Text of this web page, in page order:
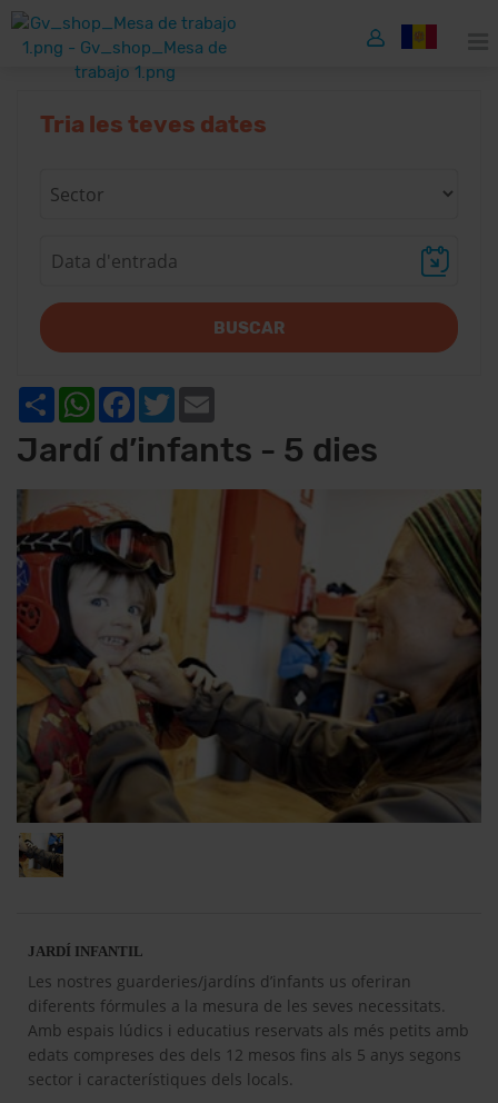
Tria les teves dates
BUSCAR
Share WhatsAppFacebook
Twitter
Jardí d’infants - 5 dies
JARDÍ INFANTIL
Les nostres guarderies/jardíns d’infants us oferiran
diferents fórmules a la mesura de les seves necessitats.
Amb espais lúdics i educatius reservats als més petits amb
edats compreses des dels 12 mesos fins als 5 anys segons
sector i característiques dels locals.